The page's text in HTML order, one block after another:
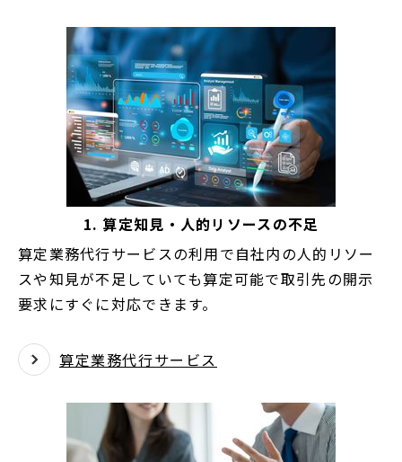
1. 算定知見・人的リソースの不足
算定業務代行サービスの利用で自社内の人的リソー
スや知見が不足していても算定可能で取引先の開示
要求にすぐに対応できます。
算定業務代行サービス